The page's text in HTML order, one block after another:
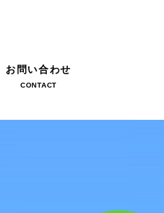
お問い合わせ
CONTACT